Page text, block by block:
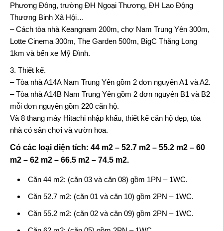
Phương Đông, trường ĐH Ngoại Thương, ĐH Lao Động
Thương Binh Xã Hội…
– Cách tòa nhà Keangnam 200m, chợ Nam Trung Yên 300m,
Lotte Cinema 300m, The Garden 500m, BigC Thăng Long
1km và bến xe Mỹ Đình.
3. Thiết kế.
– Tòa nhàA14A Nam Trung Yên gồm 2 đơn nguyên A1 và A2.
– Tòa nhàA14B Nam Trung Yên gồm 2 đơn nguyên B1 và B2
mỗi đơn nguyên gồm 220 căn hộ.
Và 8 thang máy Hitachi nhập khẩu, thiết kế căn hộ đẹp, tòa
nhà có sân chơi và vườn hoa.
Có các loại diện tích: 44 m2 – 52.7 m2 – 55.2 m2 – 60
m2 – 62 m2 – 66.5 m2 – 74.5 m2.
Căn 44 m2: (căn 03 và căn 08) gồm 1PN – 1WC.
Căn 52.7 m2: (căn 01 và căn 10) gồm 2PN – 1WC.
Căn 55.2 m2: (căn 02 và căn 09) gồm 2PN – 1WC.